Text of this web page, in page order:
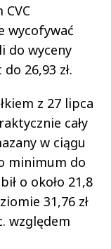
wycofywać
do wyceny
26,93 zł.
z 27 lipca
cały
w ciągu
minimum do
o około 21,8
31,76 zł
względem